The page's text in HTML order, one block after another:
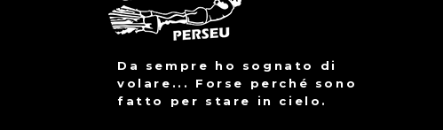
Da sempre ho sognato di
volare... Forse perché sono
fatto per stare in cielo.